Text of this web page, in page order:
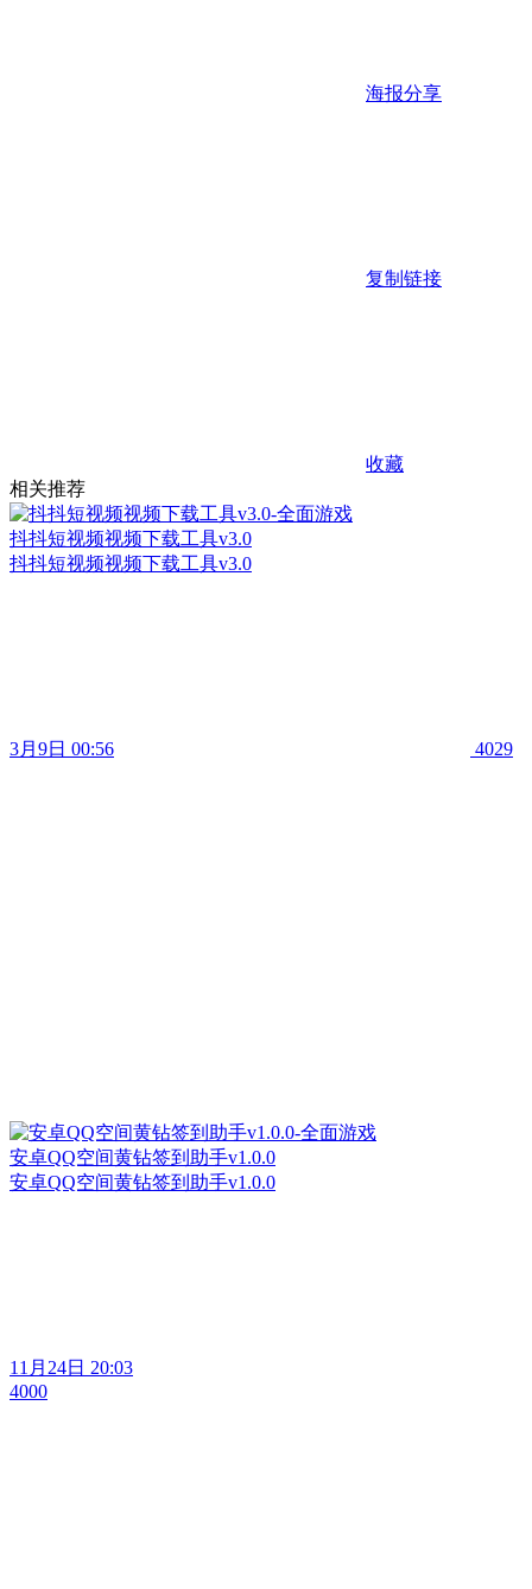
海报分享
复制链接
收藏
相关推荐
抖抖短视频视频下载工具v3.0
抖抖短视频视频下载工具v3.0
3月9日 00:56 4029
安卓QQ空间黄钻签到助手v1.0.0
安卓QQ空间黄钻签到助手v1.0.0
11月24日 20:03
4000